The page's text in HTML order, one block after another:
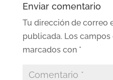
Enviar comentario
Tu dirección de correo
publicada. Los
marcados con *